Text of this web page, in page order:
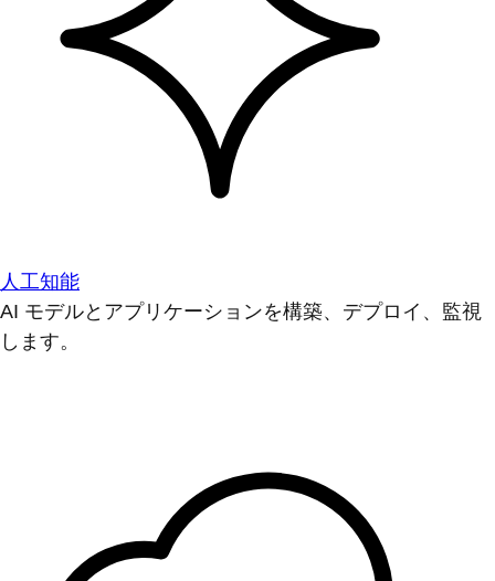
人工知能
AI モデルとアプリケーションを構築、デプロイ、監視
します。